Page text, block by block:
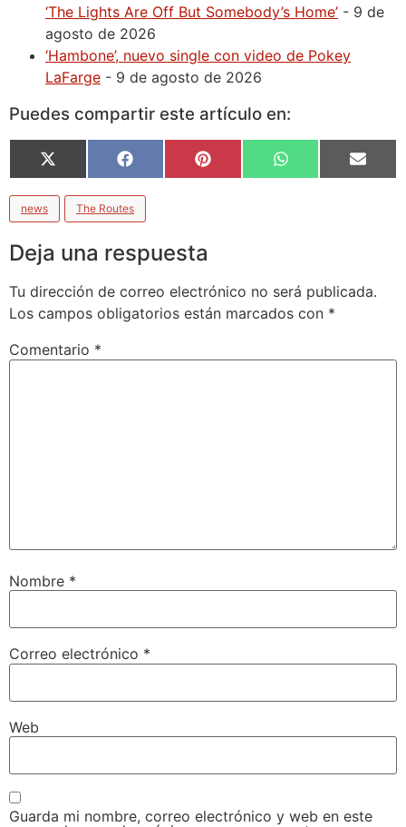
‘The Lights Are Off But Somebody’s Home’ - 9 de
agosto de 2026
‘Hambone’, nuevo single con video de Pokey
LaFarge - 9 de agosto de 2026
Puedes compartir este artículo en:
X
(Twitter)
Facebook Pinterest WhatsApp Email
news The Routes
Deja una respuesta
Tu dirección de correo electrónico no será publicada.
Los campos obligatorios están marcados con *
Comentario *
Nombre *
Correo electrónico *
Web
Guarda mi nombre, correo electrónico y web en este